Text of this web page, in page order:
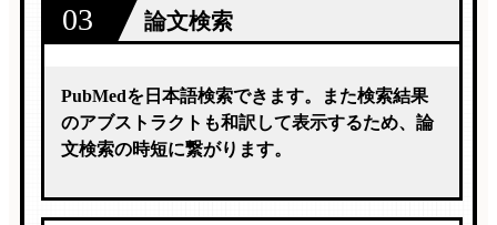
03 論文検索
PubMedを日本語検索できます。また検索結果
のアブストラクトも和訳して表示するため、論
文検索の時短に繋がります。